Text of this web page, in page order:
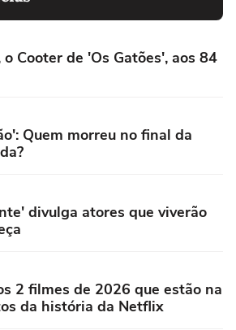
o Cooter de 'Os Gatões', aos 84
Quem morreu no final da
divulga atores que viverão
2 filmes de 2026 que estão na
da história da Netflix